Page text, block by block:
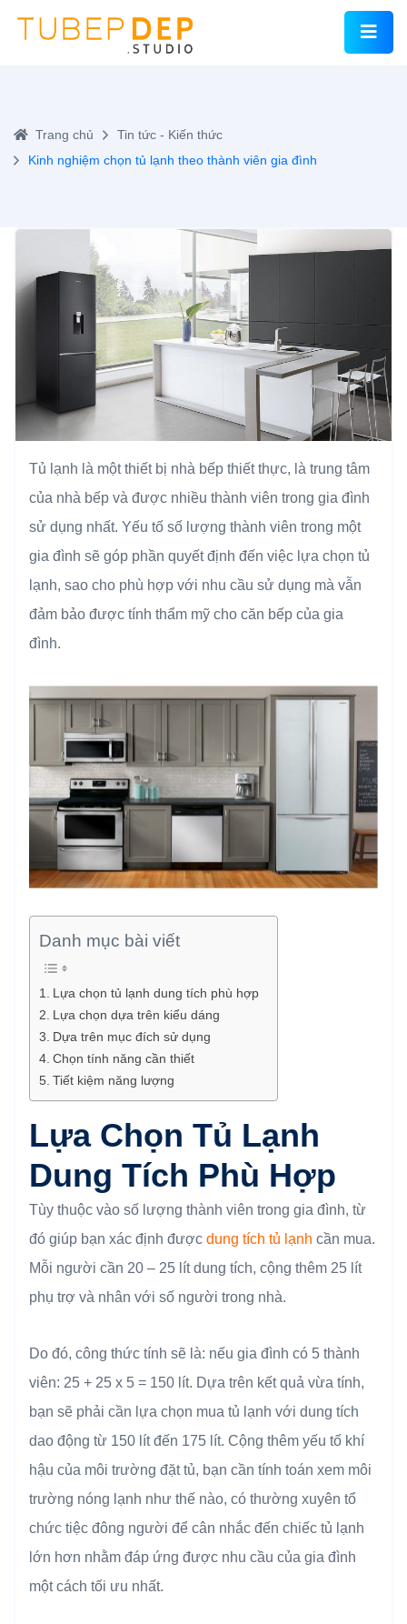
Trang chủ
Tin tức - Kiến thức
Kinh nghiệm chọn tủ lạnh theo thành viên gia đình
Tủ lạnh là một thiết bị nhà bếp thiết thực, là trung tâm
của nhà bếp và được nhiều thành viên trong gia đình
sử dụng nhất. Yếu tố số lượng thành viên trong một
gia đình sẽ góp phần quyết định đến việc lựa chọn tủ
lạnh, sao cho phù hợp với nhu cầu sử dụng mà vẫn
đảm bảo được tính thẩm mỹ cho căn bếp của gia
đình.
Danh mục bài viết
Lựa chọn tủ lạnh dung tích phù hợp
Lựa chọn dựa trên kiểu dáng
Dựa trên mục đích sử dụng
Chọn tính năng cần thiết
Tiết kiệm năng lượng
Lựa Chọn Tủ Lạnh
Dung Tích Phù Hợp
Tùy thuộc vào số lượng thành viên trong gia đình, từ
đó giúp bạn xác định được dung tích tủ lạnh cần mua.
Mỗi người cần 20 – 25 lít dung tích, cộng thêm 25 lít
phụ trợ và nhân với số người trong nhà.
Do đó, công thức tính sẽ là: nếu gia đình có 5 thành
viên: 25 + 25 x 5 = 150 lít. Dựa trên kết quả vừa tính,
bạn sẽ phải cần lựa chọn mua tủ lạnh với dung tích
dao động từ 150 lít đến 175 lít. Cộng thêm yếu tố khí
hậu của môi trường đặt tủ, bạn cần tính toán xem môi
trường nóng lạnh như thế nào, có thường xuyên tổ
chức tiệc đông người để cân nhắc đến chiếc tủ lạnh
lớn hơn nhằm đáp ứng được nhu cầu của gia đình
một cách tối ưu nhất.